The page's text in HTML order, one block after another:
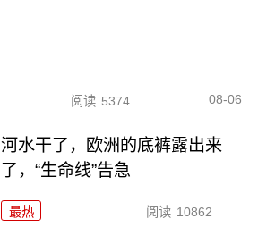
阅读 5374 08-06
河水干了，欧洲的底裤露出来
了，“生命线”告急
最热 阅读 10862